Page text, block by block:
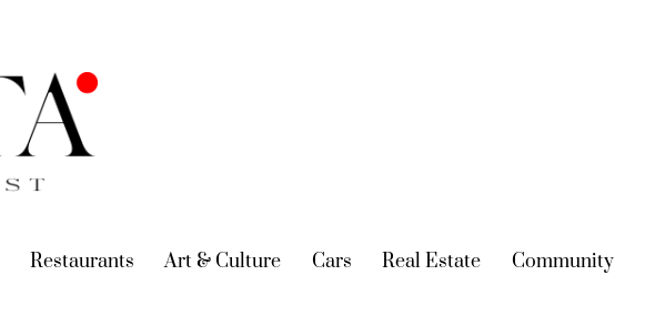
(current)
Restaurants (current)
Art & Culture (current)
Cars (current)
Real Estate (current)
Community